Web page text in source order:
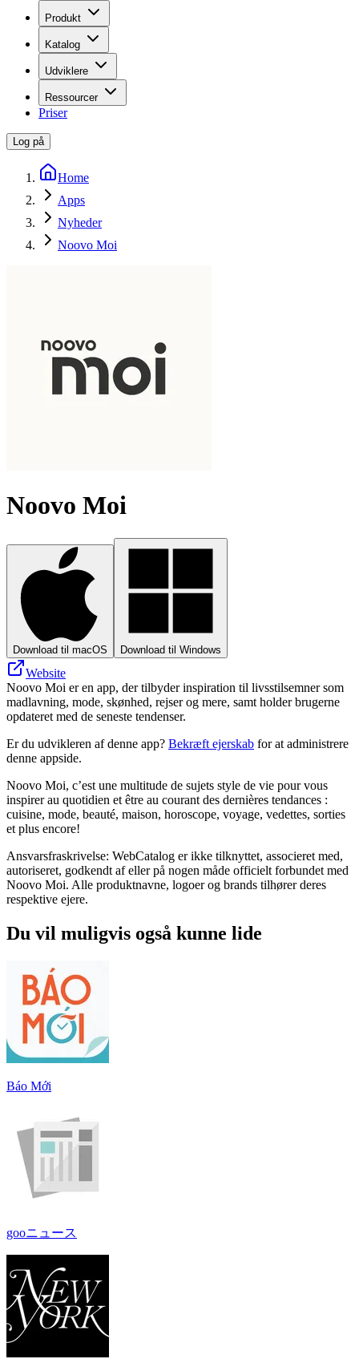
Produkt
Katalog
Udviklere
Ressourcer
Priser
Log på
Home
Apps
Nyheder
Noovo Moi
Noovo Moi
Download til macOS Download til Windows
Website
Noovo Moi er en app, der tilbyder inspiration til livsstilsemner som
madlavning, mode, skønhed, rejser og mere, samt holder brugerne
opdateret med de seneste tendenser.
Er du udvikleren af denne app? Bekræft ejerskab for at administrere
denne appside.
Noovo Moi, c’est une multitude de sujets style de vie pour vous
inspirer au quotidien et être au courant des dernières tendances :
cuisine, mode, beauté, maison, horoscope, voyage, vedettes, sorties
et plus encore!
Ansvarsfraskrivelse: WebCatalog er ikke tilknyttet, associeret med,
autoriseret, godkendt af eller på nogen måde officielt forbundet med
Noovo Moi. Alle produktnavne, logoer og brands tilhører deres
respektive ejere.
Du vil muligvis også kunne lide
Báo Mới
gooニュース